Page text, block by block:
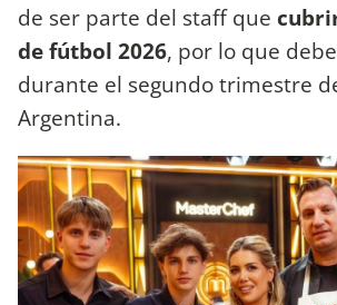
de ser parte del staff que
de fútbol 2026, por lo que
durante el segundo trimestre
Argentina.